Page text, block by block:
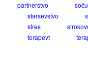
partnerstvo
starsevstvo
stres
terapevt